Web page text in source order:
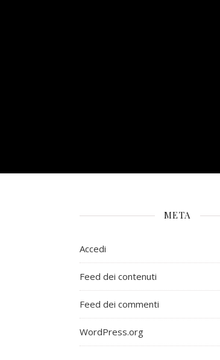
META
Accedi
Feed dei contenuti
Feed dei commenti
WordPress.org